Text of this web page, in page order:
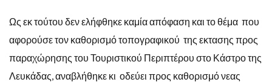
Ως εκ τούτου δεν ελήφθηκε καμία απόφαση και το θέμα που
αφορούσε τον καθορισμό τοπογραφικού της εκτασης προς
παραχώρησης του Τουριστικού Περιπτέρου στο Κάστρο της
Λευκάδας, αναβλήθηκε κι οδεύει προς καθορισμό νεας